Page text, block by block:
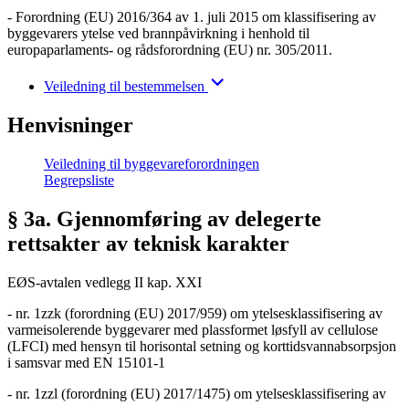
- Forordning (EU) 2016/364 av 1. juli 2015 om klassifisering av
byggevarers ytelse ved brannpåvirkning i henhold til
europaparlaments- og rådsforordning (EU) nr. 305/2011.
Veiledning til bestemmelsen
Henvisninger
Veiledning til byggevareforordningen
Begrepsliste
§ 3a. Gjennomføring av delegerte
rettsakter av teknisk karakter
EØS-avtalen vedlegg II kap. XXI
- nr. 1zzk (forordning (EU) 2017/959) om ytelsesklassifisering av
varmeisolerende byggevarer med plassformet løsfyll av cellulose
(LFCI) med hensyn til horisontal setning og korttidsvannabsorpsjon
i samsvar med EN 15101-1
- nr. 1zzl (forordning (EU) 2017/1475) om ytelsesklassifisering av